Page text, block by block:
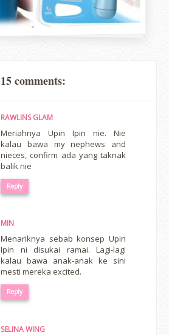
15 comments:
RAWLINS GLAM
Meriahnya Upin Ipin nie. Nie
kalau bawa my nephews and
nieces, confirm ada yang taknak
balik nie
Reply
MIN
Menariknya sebab konsep Upin
Ipin ni disukai ramai. Lagi-lagi
kalau bawa anak-anak ke sini
mesti mereka excited.
Reply
SELINA WING